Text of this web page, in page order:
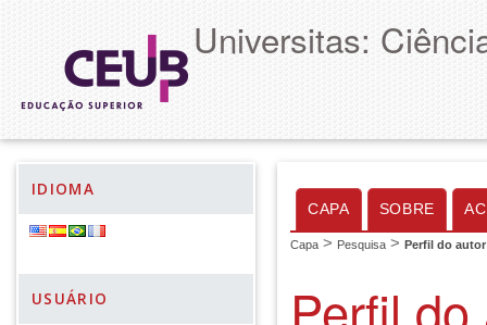
Universitas:
IDIOMA
USUÁRIO
CAPA SOBRE
Capa > Pesquisa > Perfil do autor
Perfil